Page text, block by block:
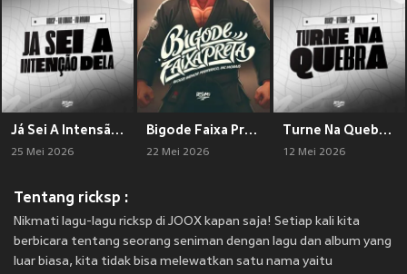
Já Sei A Intensão dela (Explicit)
25 Mei 2026
Bigode Faixa Preta (Explicit)
22 Mei 2026
Turne Na Quebra (Explicit)
12 Mei 2026
Tentang ricksp :
Nikmati lagu-lagu ricksp di JOOX kapan saja! Setiap kali kita
berbicara tentang seorang seniman dengan lagu dan album yang
luar biasa, kita tidak bisa melewatkan satu nama yaitu